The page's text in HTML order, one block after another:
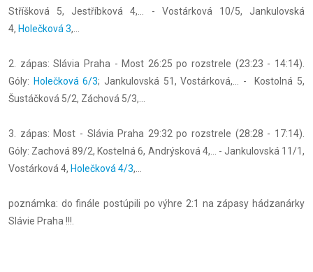
Stříšková 5, Jestříbková 4,... - Vostárková 10/5, Jankulovská
4, Holečková 3,...
2. zápas: Slávia Praha - Most 26:25 po rozstrele (23:23 - 14:14).
Góly: Holečková 6/3; Jankulovská 51, Vostárková,... - Kostolná 5,
Šustáčková 5/2, Záchová 5/3,...
3. zápas: Most - Slávia Praha 29:32 po rozstrele (28:28 - 17:14).
Góly: Zachová 89/2, Kostelná 6, Andrýsková 4,... - Jankulovská 11/1,
Vostárková 4, Holečková 4/3,...
poznámka: do finále postúpili po výhre 2:1 na zápasy hádzanárky
Slávie Praha !!!.